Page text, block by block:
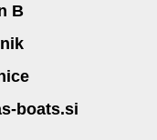
B
boats.si